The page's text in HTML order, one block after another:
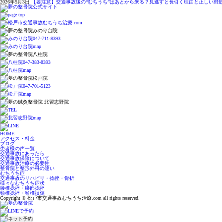
2026年5月3日 【要注意】交通事故後の“むちうち”はあとから来る？見逃すと長引く理由と正しい対
HOME
アクセス・料金
ブログ
患者様の声一覧
交通事故にあったら
交通事故保険について
交通事故治療の必要性
整骨院と整形外科の違い
むちうち症
交通事故のリハビリ・捻挫・骨折
様々なむちうち症状
腰椎捻挫・腰部捻挫
頸椎捻挫・頸椎損傷
Copyright © 松戸市交通事故むちうち治療.com all rights reserved.